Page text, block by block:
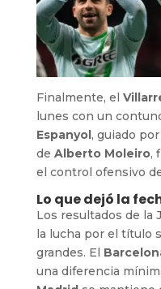
Finalmente, el
lunes con un
Espanyol, guiado
de Alberto Moleiro,
el control ofensivo
Lo que dejó la
Los resultados de la
la lucha por el título
grandes. El
una diferencia